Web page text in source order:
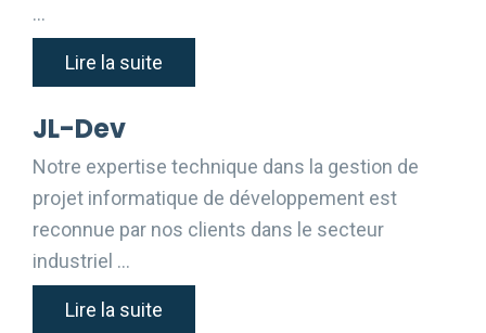
…
Lire la suite
JL-Dev
Notre expertise technique dans la gestion de
projet informatique de développement est
reconnue par nos clients dans le secteur
industriel …
Lire la suite